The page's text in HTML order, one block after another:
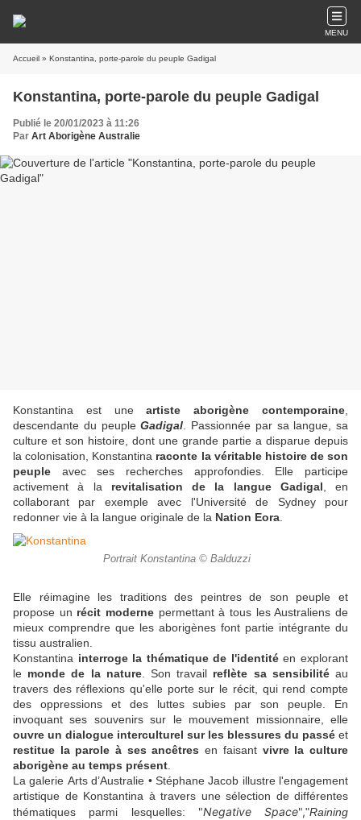
MENU
Accueil » Konstantina, porte-parole du peuple Gadigal
Konstantina, porte-parole du peuple Gadigal
Publié le 20/01/2023 à 11:26
Par Art Aborigène Australie
Konstantina est uneartiste aborigène contemporaine
descendante du peupleGadigal . Passionnée par sa langue, sa
culture et son histoire, dont une grande partie a disparue depuis
la colonisation, Konstantina raconte la véritable histoire de son
peuple avec ses recherches approfondies. Elle participe
activement à la revitalisation de la langue Gadigal , en
collaborant par exemple avec l'Université de Sydney pour
redonner vie à la langue originale de la Nation Eora
Portrait Konstantina © Balduzzi
Elle réimagine les traditions des peintres de son peuple et
propose un récit moderne permettant à tous les Australiens de
mieux comprendre que les aborigènes font partie intégrante du
tissu australien.
Konstantina interroge la thématique de l'identitéen explorant
le monde de la nature. Son travail reflète sa sensibilitéau
travers des réflexions qu'elle porte sur le récit, qui rend compte
des oppressions et des luttes subies par son peuple. En
invoquant ses souvenirs sur le mouvement missionnaire, elle
ouvre un dialogue interculturel sur les blessures du passé et
restitue la parole à ses ancêtres en faisant vivre la culture
aborigène au temps présent
La galerie Arts d’Australie • Stéphane Jacob illustre l'engagement
artistique de Konstantina à travers une sélection de différentes
thématiques parmi lesquelles: "Negative Space","Raining